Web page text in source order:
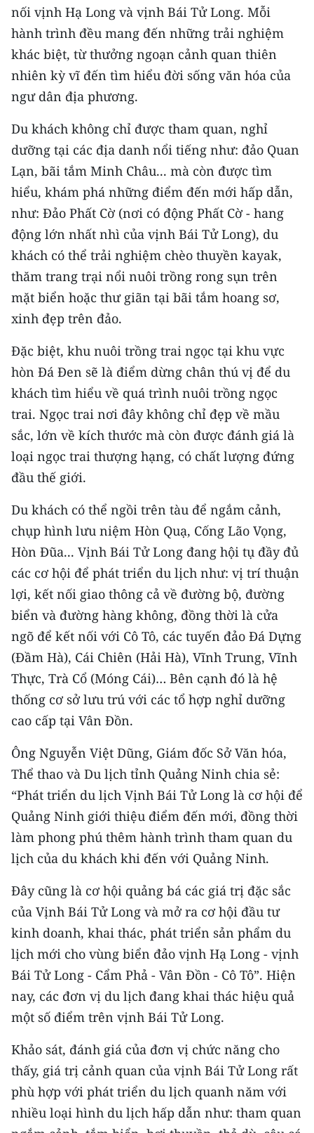
E-Magazine
Video
Media Chính trị
Media Kinh tế
Media Văn hóa
Media Xã hội
Media Pháp luật
Media Du lịch
Media Thế giới
Media Thể thao
Media Giáo dục
Media Y tế
Media Khoa học - Công nghệ
Media Môi trường
Ảnh
Infographic
TIN MỚI
TIN ĐỊA PHƯƠNG
Trung du và miền núi phía Bắc
Đồng bằng sông Hồng
Bắc Trung Bộ
Duyên hải Nam Trung Bộ và Tây
Nguyên
Đông Nam Bộ
Đồng bằng sông Cửu Long
Chuyên trang Hà Nội
Chuyên trang TP. Hồ Chí Minh
CHUYÊN ĐỀ
CÁC CHUYÊN TRANG
VỀ BÁO NHÂN DÂN
THỜI NAY
NHÂN DÂN CUỐI TUẦN
NHÂN DÂN HẰNG THÁNG
MUA BÁO
ĐỌC BÁO IN
nối vịnh Hạ Long và vịnh Bái Tử Long. Mỗi
hành trình đều mang đến những trải nghiệm
khác biệt, từ thưởng ngoạn cảnh quan thiên
nhiên kỳ vĩ đến tìm hiểu đời sống văn hóa của
ngư dân địa phương.
Du khách không chỉ được tham quan, nghỉ
dưỡng tại các địa danh nổi tiếng như: đảo Quan
Lạn, bãi tắm Minh Châu... mà còn được tìm
hiểu, khám phá những điểm đến mới hấp dẫn,
như: Đảo Phất Cờ (nơi có động Phất Cờ - hang
động lớn nhất nhì của vịnh Bái Tử Long), du
khách có thể trải nghiệm chèo thuyền kayak,
thăm trang trại nổi nuôi trồng rong sụn trên
mặt biển hoặc thư giãn tại bãi tắm hoang sơ,
xinh đẹp trên đảo.
Đặc biệt, khu nuôi trồng trai ngọc tại khu vực
hòn Đá Đen sẽ là điểm dừng chân thú vị để du
khách tìm hiểu về quá trình nuôi trồng ngọc
trai. Ngọc trai nơi đây không chỉ đẹp về mầu
sắc, lớn về kích thước mà còn được đánh giá là
loại ngọc trai thượng hạng, có chất lượng đứng
đầu thế giới.
Du khách có thể ngồi trên tàu để ngắm cảnh,
chụp hình lưu niệm Hòn Quạ, Cống Lão Vọng,
Hòn Đũa... Vịnh Bái Tử Long đang hội tụ đầy đủ
các cơ hội để phát triển du lịch như: vị trí thuận
lợi, kết nối giao thông cả về đường bộ, đường
biển và đường hàng không, đồng thời là cửa
ngõ để kết nối với Cô Tô, các tuyến đảo Đá Dựng
(Đầm Hà), Cái Chiên (Hải Hà), Vĩnh Trung, Vĩnh
Thực, Trà Cổ (Móng Cái)… Bên cạnh đó là hệ
thống cơ sở lưu trú với các tổ hợp nghỉ dưỡng
cao cấp tại Vân Đồn.
Ông Nguyễn Việt Dũng, Giám đốc Sở Văn hóa,
Thể thao và Du lịch tỉnh Quảng Ninh chia sẻ:
“Phát triển du lịch Vịnh Bái Tử Long là cơ hội để
Quảng Ninh giới thiệu điểm đến mới, đồng thời
làm phong phú thêm hành trình tham quan du
lịch của du khách khi đến với Quảng Ninh.
Đây cũng là cơ hội quảng bá các giá trị đặc sắc
của Vịnh Bái Tử Long và mở ra cơ hội đầu tư
kinh doanh, khai thác, phát triển sản phẩm du
lịch mới cho vùng biển đảo vịnh Hạ Long - vịnh
Bái Tử Long - Cẩm Phả - Vân Đồn - Cô Tô”. Hiện
nay, các đơn vị du lịch đang khai thác hiệu quả
một số điểm trên vịnh Bái Tử Long.
Khảo sát, đánh giá của đơn vị chức năng cho
thấy, giá trị cảnh quan của vịnh Bái Tử Long rất
phù hợp với phát triển du lịch quanh năm với
nhiều loại hình du lịch hấp dẫn như: tham quan